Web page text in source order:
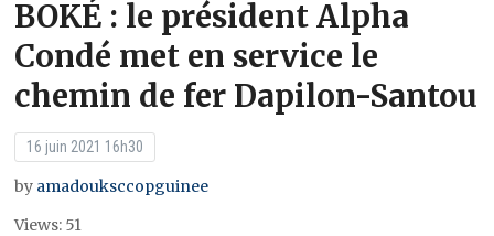
BOKÉ : le président Alpha
Condé met en service le
chemin de fer Dapilon-Santou
16 juin 2021 16h30
by amadouksccopguinee
Views: 51